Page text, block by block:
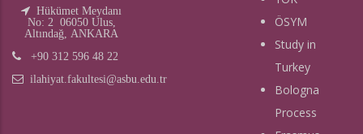
Hükümet Meydanı
No: 2 06050 Ulus,
Altındağ, ANKARA
+90 312 596 48 22
ilahiyat.fakultesi@asbu.edu.tr
ÖSYM
Study in
Turkey
Bologna
Process